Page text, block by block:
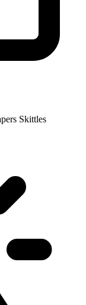
Skittles